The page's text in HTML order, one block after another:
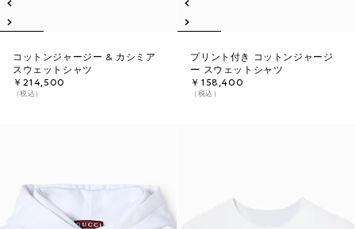
コットンジャージー & カシミア
スウェットシャツ
￥214,500
（税込）
プリント付き コットンジャージ
ー スウェットシャツ
￥158,400
（税込）